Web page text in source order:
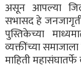
असून आपल्या
सभासद हे
पुस्तिकेच्या
व्यक्तींच्या
माहिती